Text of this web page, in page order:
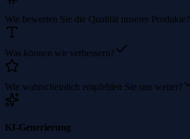
Wie bewerten Sie die Qualität unserer Produkte?
Was können wir verbessern?
Wie wahrscheinlich empfehlen Sie uns weiter?
KI-Generierung